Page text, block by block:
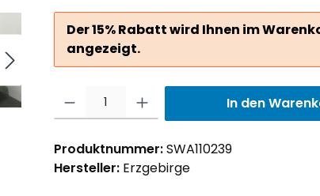
Der 15% Rabatt wird Ihnen im
angezeigt.
Produkt Anzahl: Gib den gewünschten Wert ein oder
In den
Produktnummer:SWA110239
Hersteller: Erzgebirge